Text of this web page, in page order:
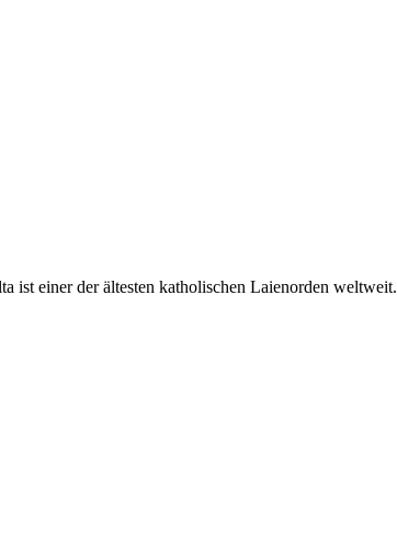
ist einer der ältesten katholischen Laienorden weltweit.